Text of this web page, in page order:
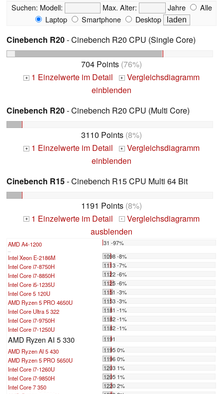
Suchen: Modell: Max. Alter: Jahre
Alle
Laptop
Smartphone Desktop
Cinebench R20- Cinebench R20 CPU (Single Core)
704 Points (76%)
+ 1 Einzelwerte im Detail + Vergleichsdiagramm
einblenden
Cinebench R20- Cinebench R20 CPU (Multi Core)
3110 Points (8%)
+ 1 Einzelwerte im Detail + Vergleichsdiagramm
einblenden
Cinebench R15- Cinebench R15 CPU Multi 64 Bit
1191 Points (8%)
+ 1 Einzelwerte im Detail - Vergleichsdiagramm
ausblenden
AMD A4-1200 31 -97%
Intel Xeon E-2186M
1098 -8%
Intel Core i7-8750H
1113 -7%
Intel Core i7-8850H
1122 -6%
Intel Core i5-1235U
1125 -6%
Intel Core 5 120U
1151 -3%
AMD Ryzen 5 PRO 4650U
1153 -3%
Intel Core Ultra 5 322
1181 -1%
Intel Core i7-9750H
1182 -1%
Intel Core i7-1250U
1182 -1%
AMD Ryzen AI 5 330
1191
AMD Ryzen AI 5 430
1195 0%
AMD Ryzen 5 PRO 5650U
1196 0%
Intel Core i7-1260U
1203 1%
Intel Core i7-9850H
1205 1%
Intel Core 7 350
1220 2%